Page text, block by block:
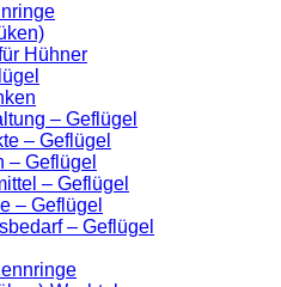
Hühner
– Geflügel
– Geflügel
– Geflügel
– Geflügel
– Geflügel
– Geflügel